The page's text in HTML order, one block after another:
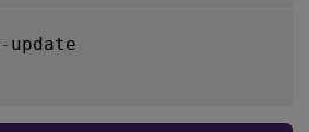
- update